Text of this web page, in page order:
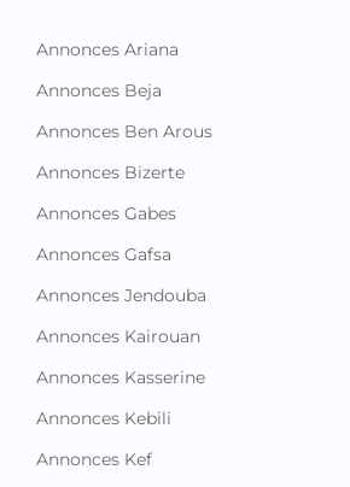
Annonces Ariana
Annonces Beja
Annonces Ben Arous
Annonces Bizerte
Annonces Gabes
Annonces Gafsa
Annonces Jendouba
Annonces Kairouan
Annonces Kasserine
Annonces Kebili
Annonces Kef